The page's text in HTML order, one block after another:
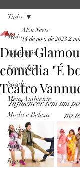
Tudo
Educação
Economia
Saúde
Meio Ambiente
Moda e Beleza
Política
Rio
Brasil
Tudo
Dudu
comédia "É
Teatro
Alou News
14 de nov. de 2023 2
Influencer tem um
no